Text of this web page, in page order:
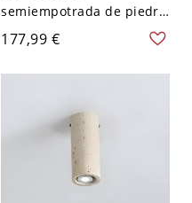
semiempotrada de piedra
natural en estilo moderno
con pantalla de vidrio
blanco - 110 A 120 V
177,99 €